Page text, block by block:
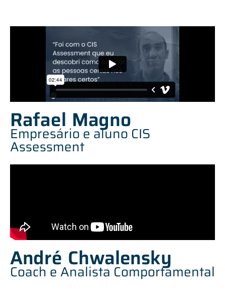
Rafael Magno
Empresário e aluno CIS
Assessment
André Chwalensky
Coach e Analista Comportamental